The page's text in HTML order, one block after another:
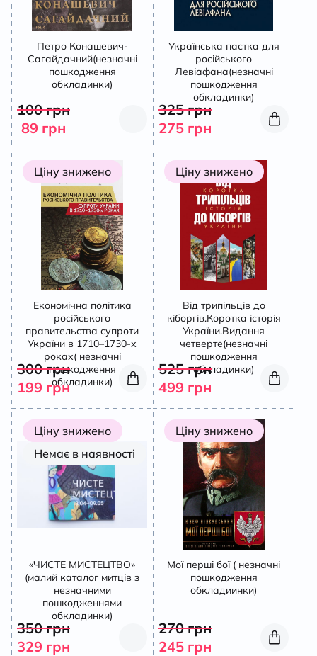
Петро Конашевич-
Сагайдачний(незначні
пошкодження
обкладинки)
100грн
89 грн
Українська пастка для
російського
Левіафана(незначні
пошкодження
обкладинки)
325грн
275 грн
Ціну знижено
Економічна політика
російського
правительства супроти
України в 1710–1730-х
роках( незначні
пошкодження
обкладинки)
300грн
199 грн
Ціну знижено
Від трипільців до
кіборгів.Коротка історія
України.Видання
четверте(незначні
пошкодження
обкладинки)
525грн
499 грн
Ціну знижено
Немає в наявності
«ЧИСТЕ МИСТЕЦТВО»
(малий каталог митців з
незначними
пошкодженнями
обкладинки)
350грн
329 грн
Ціну знижено
Мої перші бої ( незначні
пошкодження
обкладиинки)
270грн
245 грн